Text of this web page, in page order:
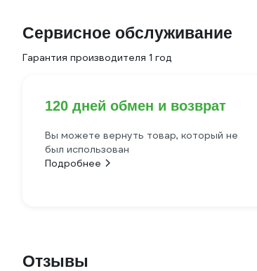
Сервисное обслуживание
Гарантия производителя 1 год
120 дней обмен и возврат
Вы можете вернуть товар, который не
был использован
Подробнее
Отзывы